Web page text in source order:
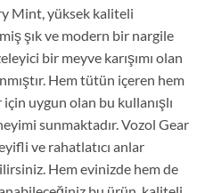
Mint, yüksek kaliteli
şık ve modern bir nargile
bir meyve karışımı olan
Hem tütün içeren hem
uygun olan bu kullanışlı
sunmaktadır. Vozol Gear
ve rahatlatıcı anlar
Hem evinizde hem de